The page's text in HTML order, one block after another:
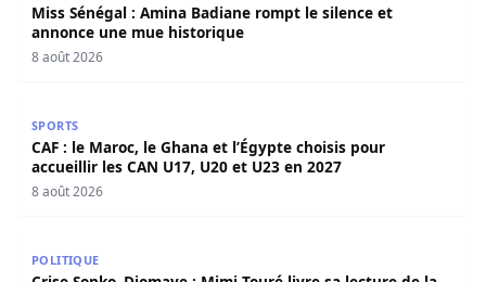
Miss Sénégal : Amina Badiane rompt le silence et
annonce une mue historique
8 août 2026
SPORTS
CAF : le Maroc, le Ghana et l’Égypte choisis pour
accueillir les CAN U17, U20 et U23 en 2027
8 août 2026
POLITIQUE